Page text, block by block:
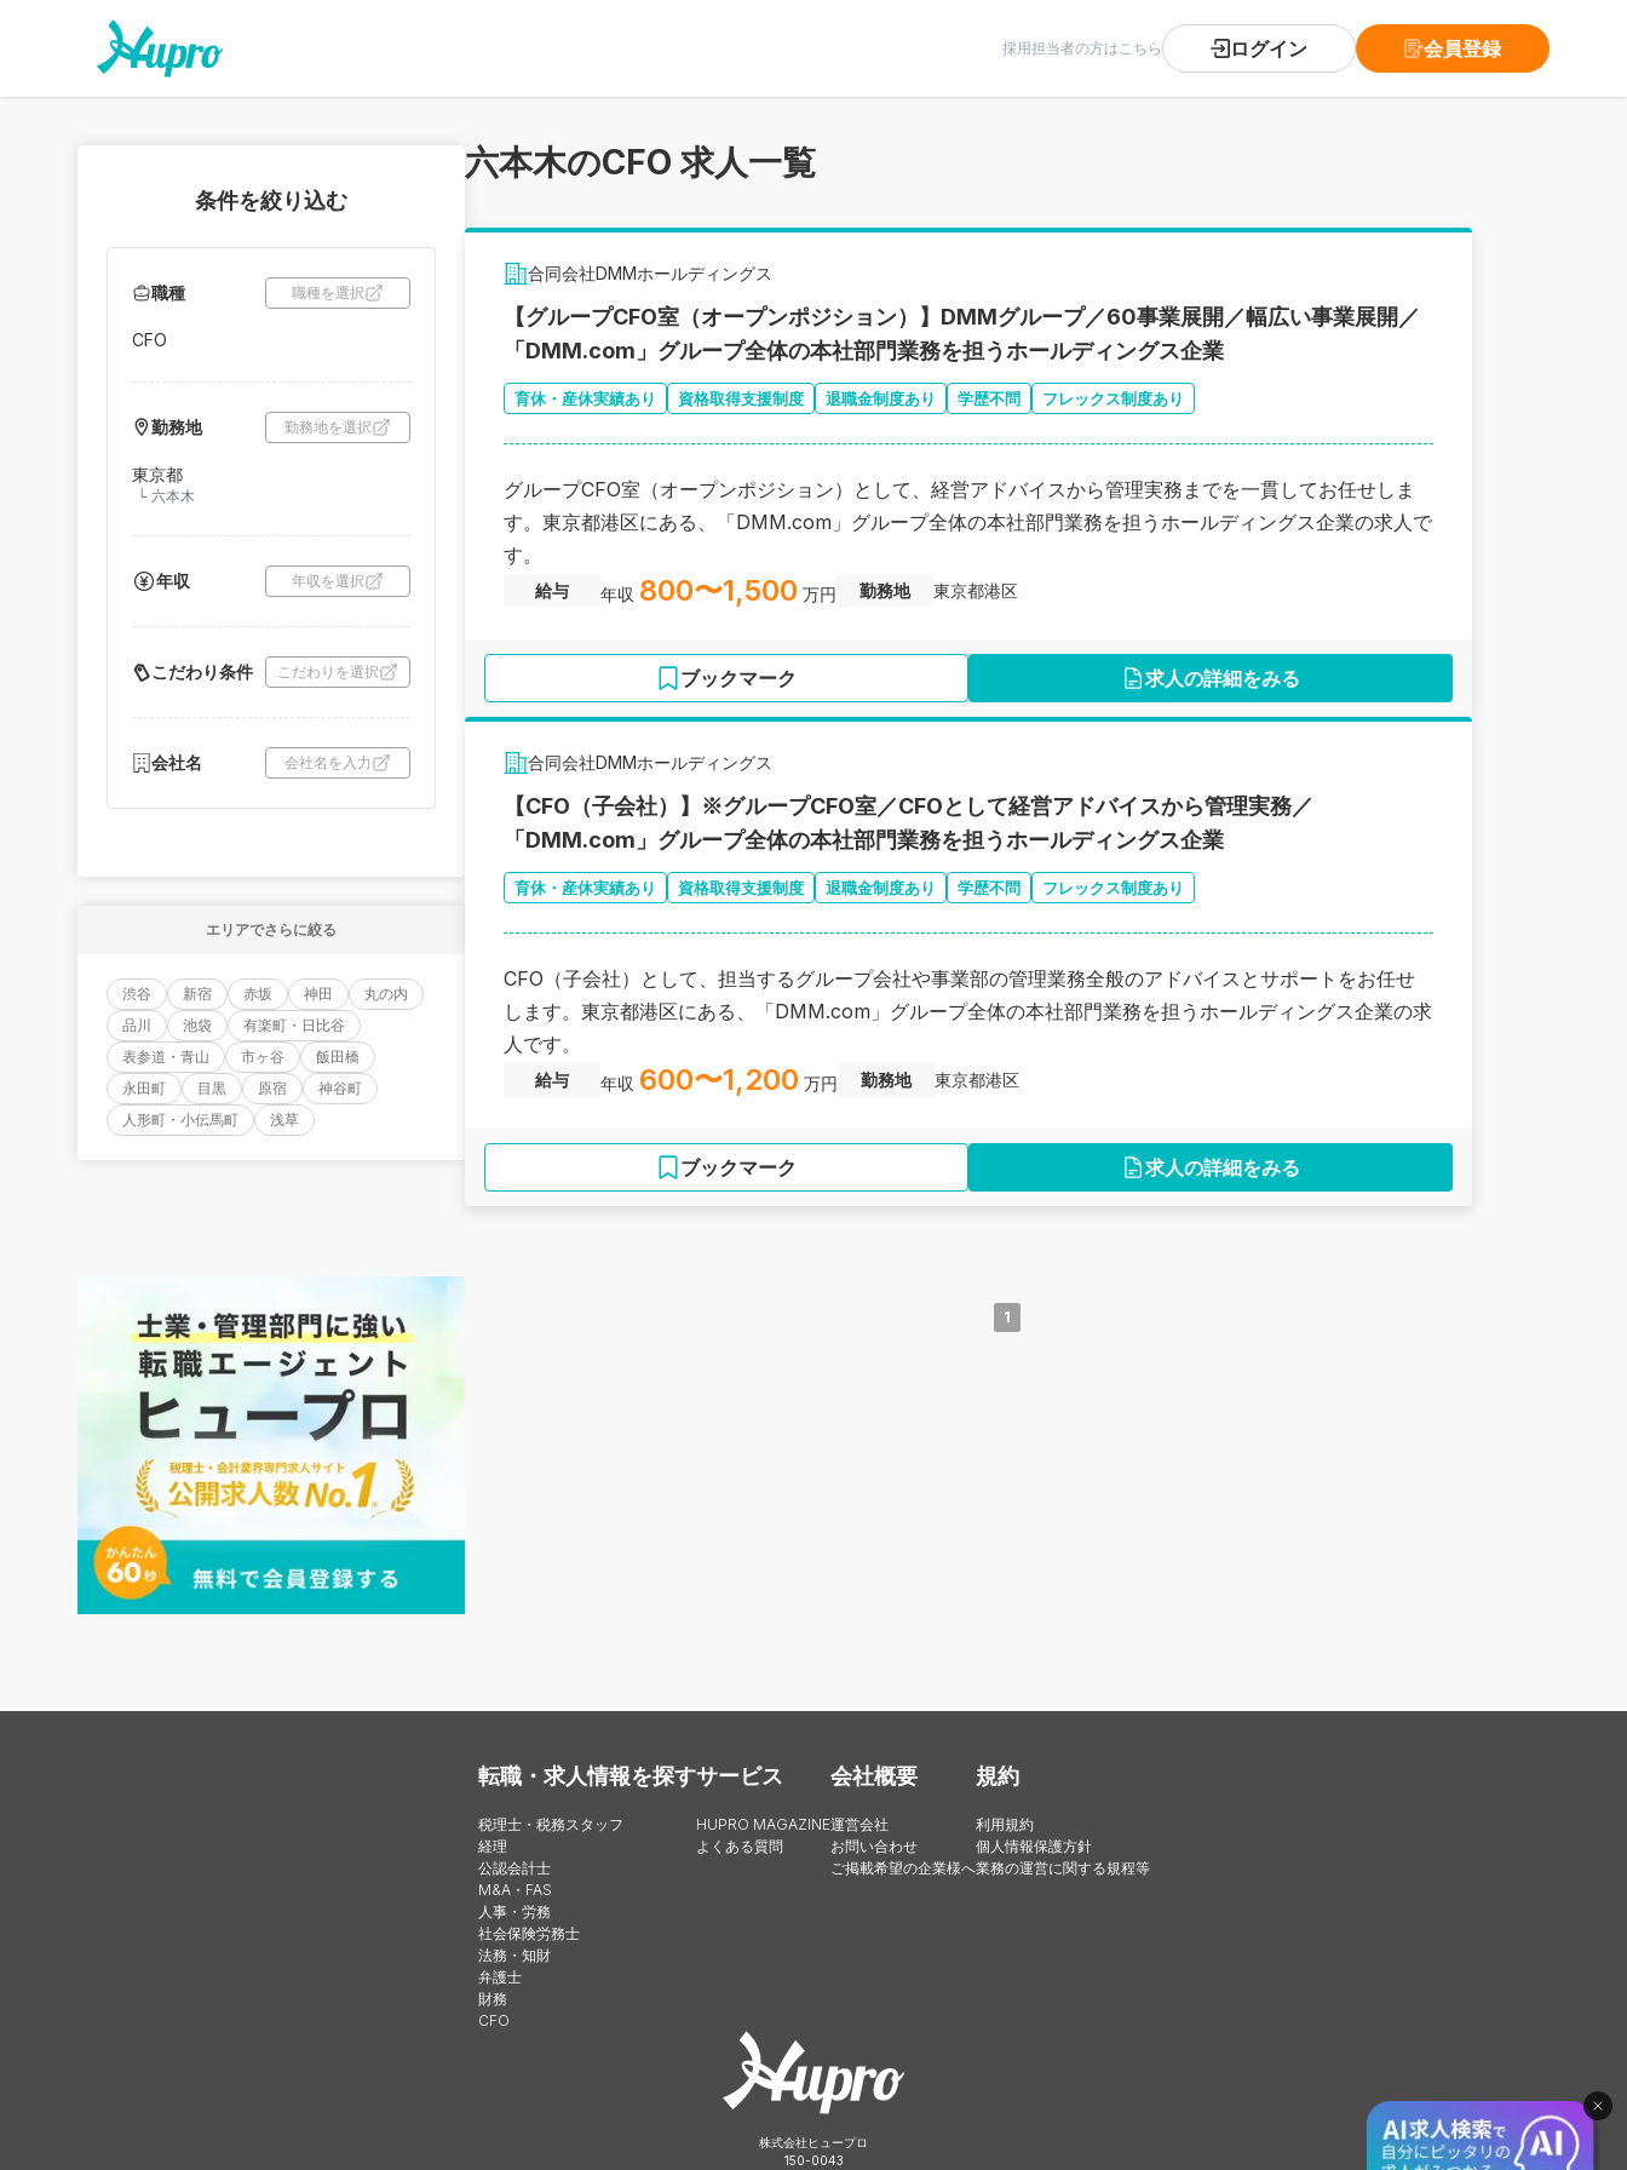
採用担当者の方はこちら ログイン 会員登録
条件を絞り込む
職種 職種を選択
CFO
勤務地 勤務地を選択
東京都
└ 六本木
年収 年収を選択
こだわり条件 こだわりを選択
会社名 会社名を入力
エリアでさらに絞る
渋谷 新宿 赤坂 神田
丸の内
品川
池袋
有楽町・日比谷
表参道・青山
市ヶ谷
飯田橋
永田町
目黒 原宿
神谷町
人形町・小伝馬町
浅草
六本木のCFO 求人一覧
合同会社DMMホールディングス
【グループCFO室（オープンポジション）】DMMグループ／60事業展開／幅広い事業展開／
「DMM.com」グループ全体の本社部門業務を担うホールディングス企業
育休・産休実績あり 資格取得支援制度 退職金制度あり 学歴不問 フレックス制度あり
グループCFO室（オープンポジション）として、経営アドバイスから管理実務までを一貫してお任せしま
す。東京都港区にある、「DMM.com」グループ全体の本社部門業務を担うホールディングス企業の求人で
す。
給与 年収 800〜1,500 万円 勤務地 東京都港区
ブックマーク 求人の詳細をみる
合同会社DMMホールディングス
【CFO（子会社）】※グループCFO室／CFOとして経営アドバイスから管理実務／
「DMM.com」グループ全体の本社部門業務を担うホールディングス企業
育休・産休実績あり 資格取得支援制度 退職金制度あり 学歴不問 フレックス制度あり
CFO（子会社）として、担当するグループ会社や事業部の管理業務全般のアドバイスとサポートをお任せ
します。東京都港区にある、「DMM.com」グループ全体の本社部門業務を担うホールディングス企業の求
人です。
給与 年収 600〜1,200 万円 勤務地 東京都港区
ブックマーク 求人の詳細をみる
1
転職・求人情報を探す
税理士・税務スタッフ
経理
公認会計士
M&A・FAS
人事・労務
社会保険労務士
法務・知財
弁護士
財務
CFO
サービス
HUPRO MAGAZINE
よくある質問
会社概要
運営会社
お問い合わせ
ご掲載希望の企業様へ
規約
利用規約
個人情報保護方針
業務の運営に関する規程等
株式会社ヒュープロ
150-0043